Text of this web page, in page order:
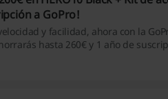
a GoPro!
y facilidad, ahora con la
hasta 260€ y 1 año de